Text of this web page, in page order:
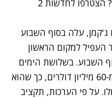
רוצים לקבל עדכונים נוספים? הצטרפו לחדשות 2
ג'קמן, עלה בסוף השבוע
העפיל למקום הראשון
השבוע. בשלושת הימים
האחרונים, גרף הסרט יותר מ-60 מיליון דולרים, כך שהוא
שלו. על פי הערכות, תקציב